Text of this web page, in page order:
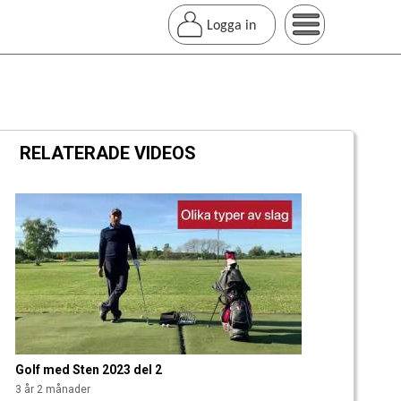
Logga in
RELATERADE VIDEOS
Golf med Sten 2023 del 2
3 år 2 månader